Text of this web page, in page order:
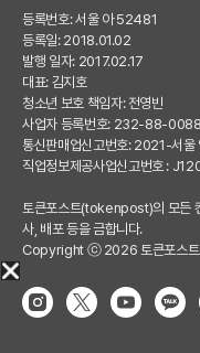
등록번호: 서울 아 52481
등록일: 2018.01.02
발행 일자: 2017.02.17
대표: 김지호
청소년 보호 책임자: 전영빈
사업자 등록번호: 232-88-
통신판매업신고번호: 2021-서
직업정보제공사업신고번호 :
토큰포스트(tokenpost)의 모든
사, 배포 등을 금합니다.
Copyright ⓒ 2026 토큰포스